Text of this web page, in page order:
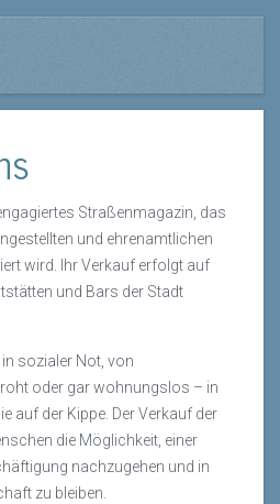
Straßenmagazin, das
und ehrenamtlichen
wird. Ihr Verkauf erfolgt auf
und Bars der Stadt
sozialer Not, von
oder gar wohnungslos – in
auf der Kippe. Der Verkauf der
die Möglichkeit, einer
nachzugehen und in
zu bleiben.